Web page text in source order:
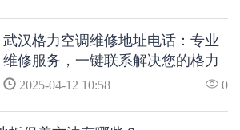
武汉格力空调维修地址电话：专业
维修服务，一键联系解决您的格力
空调问题
2025-04-12 10:58 0